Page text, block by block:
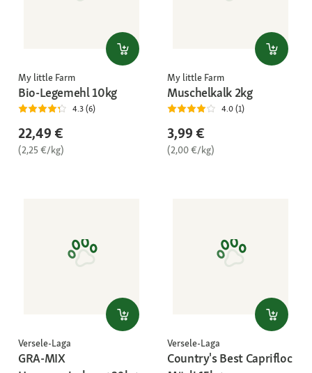
My little Farm
Bio-Legemehl 10kg
4.3 (6)
22,49 €
(2,25 €/kg)
My little Farm
Muschelkalk 2kg
4.0 (1)
3,99 €
(2,00 €/kg)
Versele-Laga
GRA-MIX
Versele-Laga
Country's Best Caprifloc